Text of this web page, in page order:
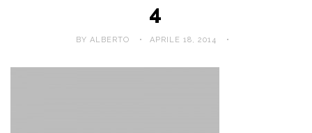
4
BY ALBERTO APRILE 18, 2014